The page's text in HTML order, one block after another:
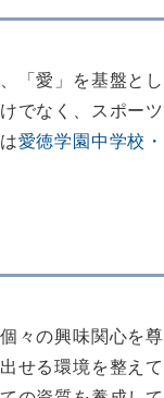
「愛」を基盤とし
でなく、スポーツ
愛徳学園中学校・
々の興味関心を尊
せる環境を整えて